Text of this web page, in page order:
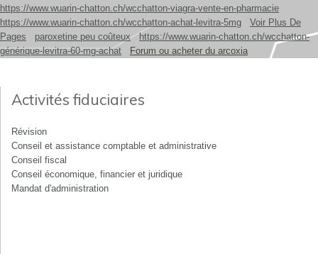
https://www.wuarin-chatton.ch/wcchatton-viagra-vente-en-pharmacie
https://www.wuarin-chatton.ch/wcchatton-achat-levitra-5mg
Voir Plus De
Pages
paroxetine peu coûteux
https://www.wuarin-chatton.ch/wcchatton-
générique-levitra-60-mg-achat
Forum ou acheter du arcoxia
Activités fiduciaires
Révision
Conseil et assistance comptable et administrative
Conseil fiscal
Conseil économique, financier et juridique
Mandat d'administration